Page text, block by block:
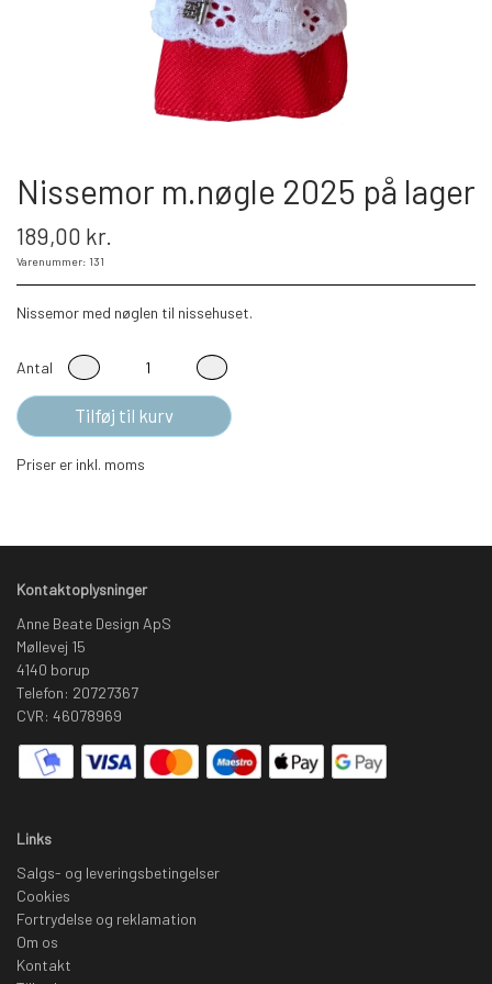
Nissemor m.nøgle 2025 på lager
189,00 kr.
Varenummer: 131
Nissemor med nøglen til nissehuset.
Antal
Tilføj til kurv
Priser er inkl. moms
Kontaktoplysninger
Anne Beate Design ApS
Møllevej 15
4140 borup
Telefon: 20727367
CVR: 46078969
Links
Salgs- og leveringsbetingelser
Cookies
Fortrydelse og reklamation
Om os
Kontakt